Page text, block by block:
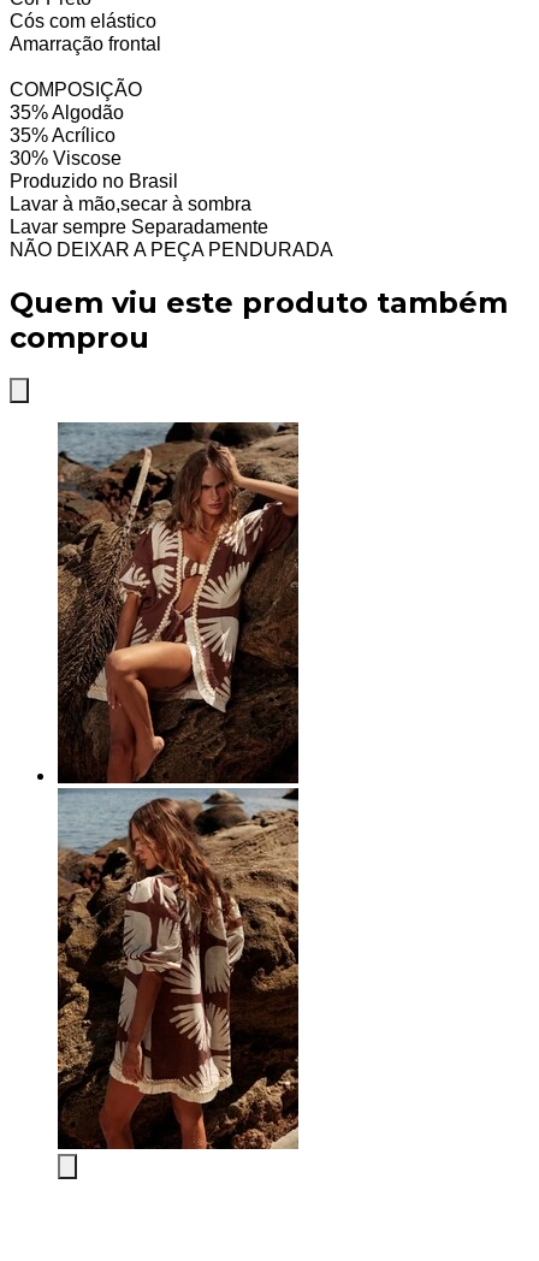
Cós com elástico
Amarração frontal
COMPOSIÇÃO
35% Algodão
35% Acrílico
30% Viscose
Produzido no Brasil
Lavar à mão,secar à sombra
Lavar sempre Separadamente
NÃO DEIXAR A PEÇA PENDURADA
Quem viu este produto também
comprou